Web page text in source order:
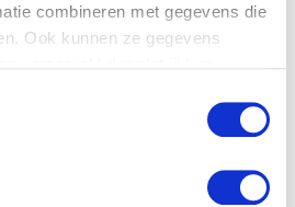
combineren met gegevens die
Ook kunnen ze gegevens
ziekenhuizen geen meldingen van
tegen het personeel
politie binnengebracht. Het
algemeen ongehinderd haar